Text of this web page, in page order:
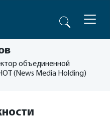
объединенной
(News Media Holding)